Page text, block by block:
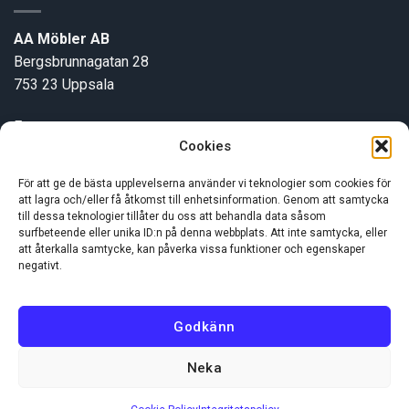
Cookies
För att ge de bästa upplevelserna använder vi teknologier som cookies för
att lagra och/eller få åtkomst till enhetsinformation. Genom att samtycka
till dessa teknologier tillåter du oss att behandla data såsom
surfbeteende eller unika ID:n på denna webbplats. Att inte samtycka, eller
att återkalla samtycke, kan påverka vissa funktioner och egenskaper
negativt.
Godkänn
Neka
AA Möbler AB
Bergsbrunnagatan 28
753 23 Uppsala
E-post:
INFORMATION
Om oss
Visa